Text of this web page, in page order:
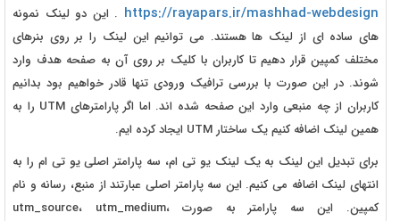
https://rayapars.ir/mashhad-webdesign . این دو لینک نمونه
های ساده ای از لینک ها هستند. می توانیم این لینک را بر روی بنرهای
مختلف کمپین قرار دهیم تا کاربران با کلیک بر روی آن به صفحه هدف وارد
شوند. در این صورت با بررسی ترافیک ورودی تنها قادر خواهیم بود بدانیم
کاربران از چه منبعی وارد این صفحه شده اند. اما اگر پارامترهای UTM را به
همین لینک اضافه کنیم یک ساختار UTM ایجاد کرده ایم.
برای تبدیل این لینک به یک لینک یو تی ام، سه پارامتر اصلی یو تی ام را به
انتهای لینک اضافه می کنیم. این سه پارامتر اصلی عبارتند از منبع، رسانه و نام
کمپین. این سه پارامتر به صورت utm_source، utm_medium،